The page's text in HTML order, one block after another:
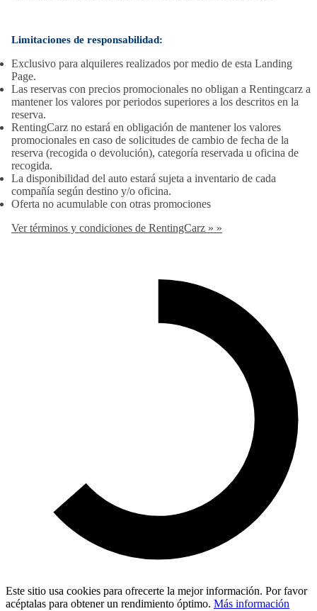
Limitaciones de responsabilidad:
Exclusivo para alquileres realizados por medio de esta Landing
Page.
Las reservas con precios promocionales no obligan a Rentingcarz a
mantener los valores por periodos superiores a los descritos en la
reserva.
RentingCarz no estará en obligación de mantener los valores
promocionales en caso de solicitudes de cambio de fecha de la
reserva (recogida o devolución), categoría reservada u oficina de
recogida.
La disponibilidad del auto estará sujeta a inventario de cada
compañía según destino y/o oficina.
Oferta no acumulable con otras promociones
Ver términos y condiciones de RentingCarz » »
Este sitio usa cookies para ofrecerte la mejor información. Por favor
acéptalas para obtener un rendimiento óptimo. Más información